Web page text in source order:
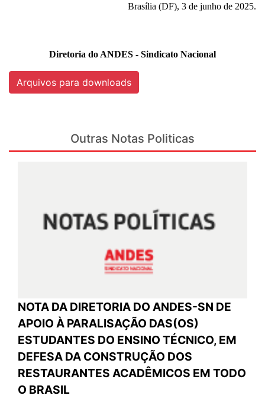
Brasília (DF), 3 de junho de 2025.
Diretoria do ANDES - Sindicato Nacional
Arquivos para downloads
Outras Notas Politicas
NOTA DA DIRETORIA DO ANDES-SN DE
APOIO À PARALISAÇÃO DAS(OS)
ESTUDANTES DO ENSINO TÉCNICO, EM
DEFESA DA CONSTRUÇÃO DOS
RESTAURANTES ACADÊMICOS EM TODO
O BRASIL